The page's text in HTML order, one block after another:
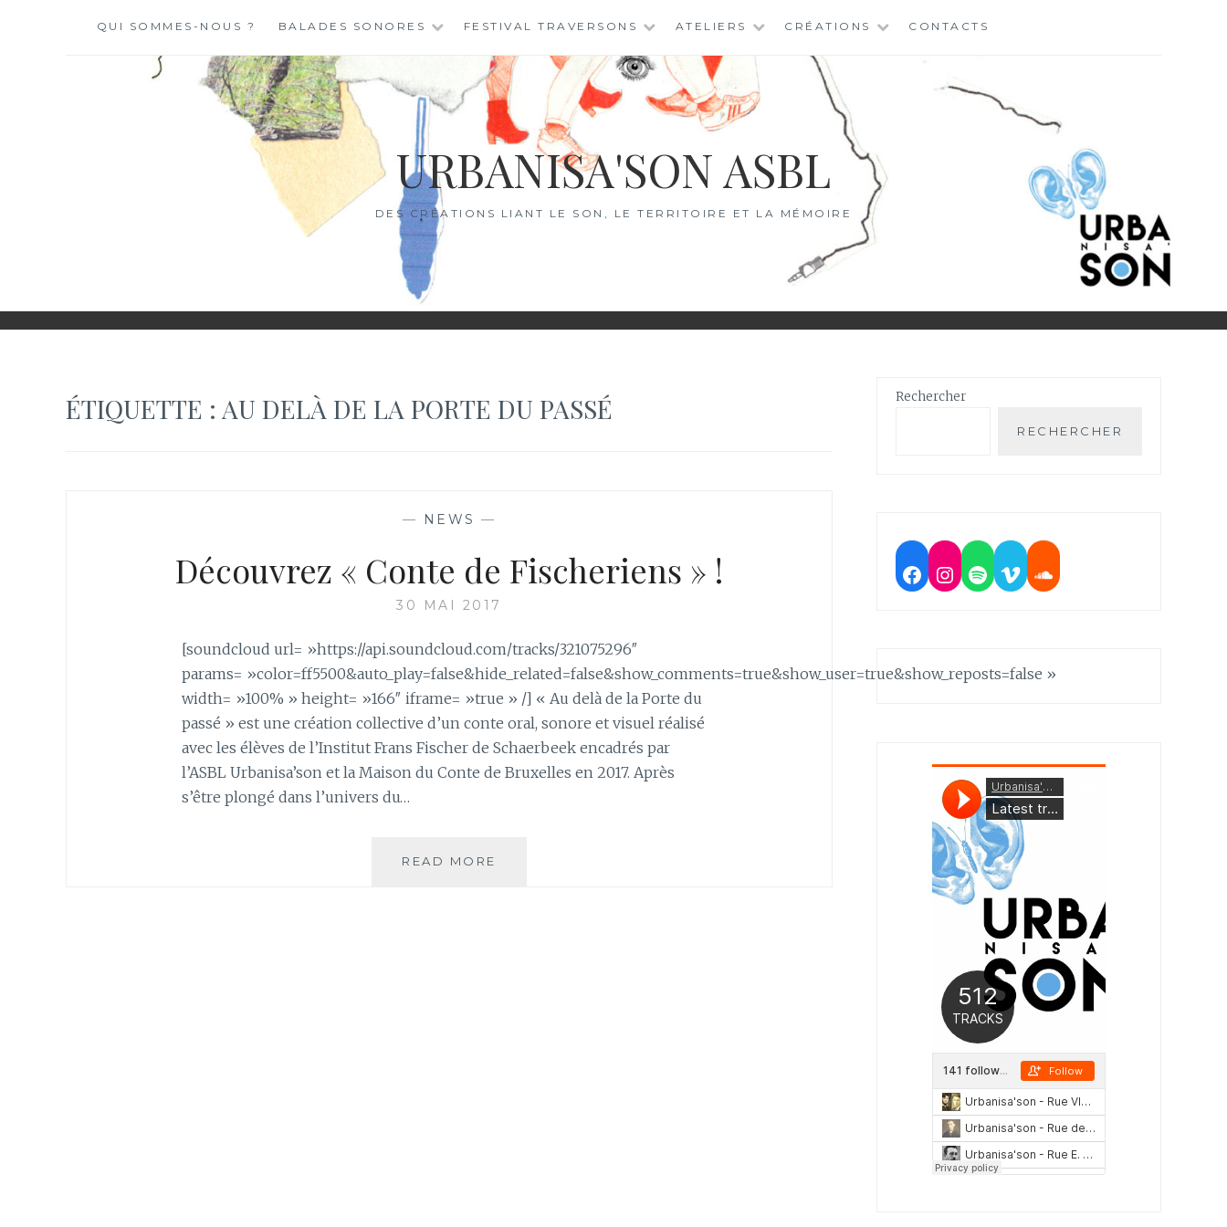
QUI SOMMES-NOUS ? BALADES SONORES FESTIVAL TRAVERSONS ATELIERS CRÉATIONS CONTACTS
URBANISA'SON ASBL
DES CRÉATIONS LIANT LE SON, LE TERRITOIRE ET LA MÉMOIRE
ÉTIQUETTE : AU DELÀ DE LA PORTE DU PASSÉ
— NEWS —
Découvrez « Conte de Fischeriens » !
30 MAI 2017
[soundcloud url= »https://api.soundcloud.com/tracks/321075296″
params= »color=ff5500&auto_play=false&hide_related=false&show_comments=true&show_user=true&show_reposts=false »
width= »100% » height= »166″ iframe= »true » /] « Au delà de la Porte du
passé » est une création collective d’un conte oral, sonore et visuel réalisé
avec les élèves de l’Institut Frans Fischer de Schaerbeek encadrés par
l’ASBL Urbanisa’son et la Maison du Conte de Bruxelles en 2017. Après
s’être plongé dans l’univers du…
READ MORE
Rechercher
RECHERCHER
Facebook
Instagram
Spotify
VimeoSoundcloud